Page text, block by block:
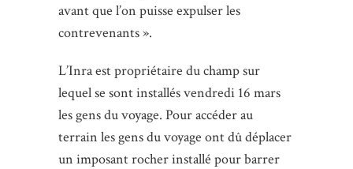
avant que l’on puisse expulser les
contrevenants ».
L’Inra est propriétaire du champ sur
lequel se sont installés vendredi 16 mars
les gens du voyage. Pour accéder au
terrain les gens du voyage ont dû déplacer
un imposant rocher installé pour barrer